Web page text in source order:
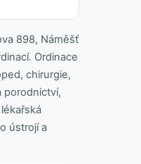
898, Náměšť
Ordinace
chirurgie,
porodnictví,
ústrojí a